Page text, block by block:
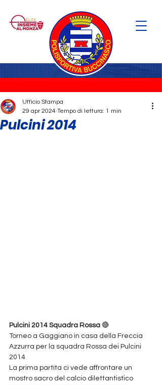
Pulcini 2014
Ufficio Stampa
29 apr 2024 Tempo di lettura: 1 min
Pulcini 2014 Squadra Rossa 🔴
Torneo a Gaggiano in casa della Freccia
Azzurra per la squadra Rossa dei Pulcini
2014
La prima partita ci vede affrontare un
mostro sacro del calcio dilettantistico